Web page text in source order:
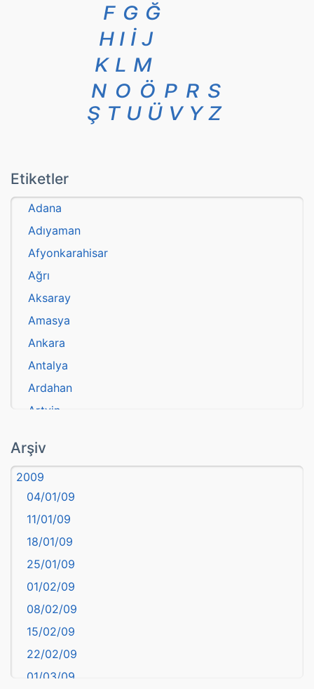
F G Ğ
H I İ J
K L M
N O Ö P R S
Ş T U Ü V Y Z
Etiketler
Adana
Adıyaman
Afyonkarahisar
Ağrı
Aksaray
Amasya
Ankara
Antalya
Ardahan
Artvin
Aydın
Balıkesir
Bartın
başkentler
Batman
Bayburt
Bilecik
Bingöl
Bitlis
Bolu
Burdur
Arşiv
2009
04/01/09
11/01/09
18/01/09
25/01/09
01/02/09
08/02/09
15/02/09
22/02/09
01/03/09